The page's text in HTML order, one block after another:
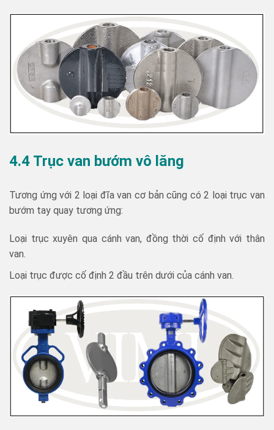
4.4 Trục van bướm vô lăng
Tương ứng với 2 loại đĩa van cơ bản cũng có 2 loại trục van
bướm tay quay tương ứng:
Loại trục xuyên qua cánh van, đồng thời cố định với thân
van.
Loại trục được cố định 2 đầu trên dưới của cánh van.